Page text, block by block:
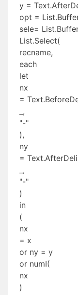
y =
opt =
sele=
List.Select(
recname,
each
let
nx
=
_,
"-"
),
ny
=
_,
"-"
)
in
(
nx
= x
or ny = y
or numI(
nx
)